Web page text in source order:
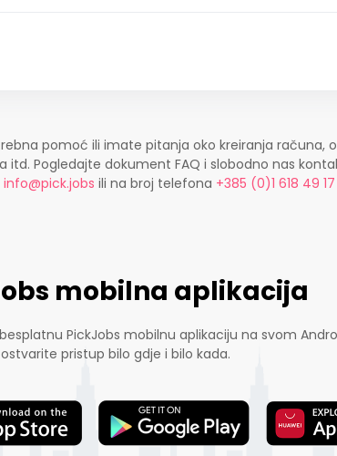
pomoć ili imate pitanja oko kreiranja računa,
itd. Pogledajte dokument FAQ i slobodno nas
info@pick.jobs ili na broj telefona +385 (0)1 618 49 17
mobilna aplikacija
PickJobs mobilnu aplikaciju na svom
pristup bilo gdje i bilo kada.